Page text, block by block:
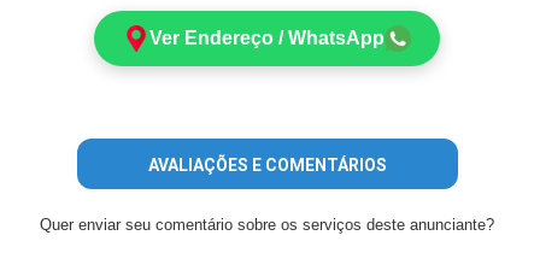
Ver Endereço / WhatsApp
AVALIAÇÕES E COMENTÁRIOS
Quer enviar seu comentário sobre os serviços deste anunciante?